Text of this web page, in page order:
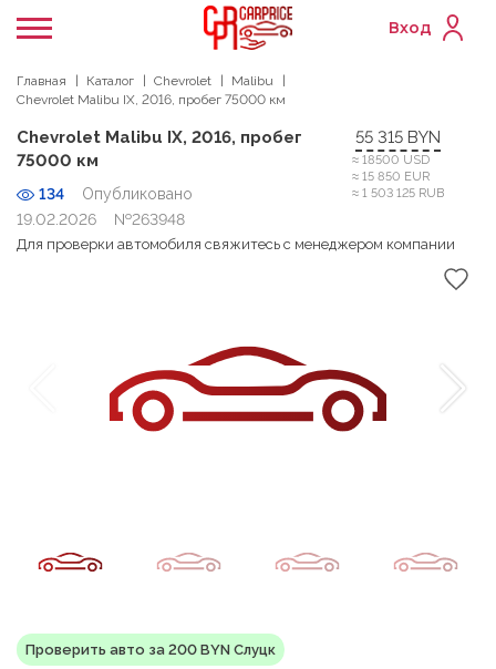
Вход
Главная Каталог Chevrolet
Malibu
Chevrolet Malibu IX, 2016, пробег 75000 км
Chevrolet Malibu IX, 2016, пробег
75000 км
134
Опубликовано
19.02.2026
№263948
55 315 BYN
≈ 18500 USD
≈ 15 850 EUR
≈ 1 503 125 RUB
Для проверки автомобиля свяжитесь с менеджером компании
Проверить авто за 200 BYN Слуцк